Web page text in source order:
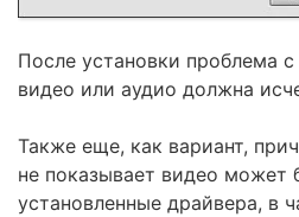
После установки проблема
видео или аудио должна
Также еще, как вариант,
не показывает видео может
установленные драйвера, в